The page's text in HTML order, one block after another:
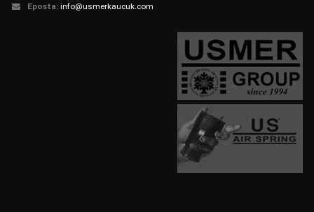
Eposta: info@usmerkaucuk.com